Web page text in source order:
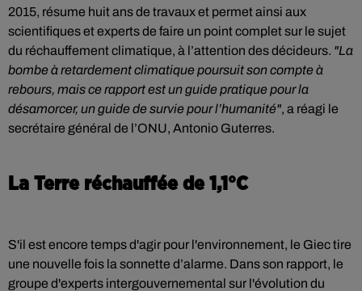
2015, résume huit ans de travaux et permet ainsi aux
scientifiques et experts de faire un point complet sur le sujet
du réchauffement climatique, à l’attention des décideurs. "La
bombe à retardement climatique poursuit son compte à
rebours, mais ce rapport est un guide pratique pour la
désamorcer, un guide de survie pour l’humanité", a réagi le
secrétaire général de l’ONU, Antonio Guterres.
La Terre réchauffée de 1,1°C
S'il est encore temps d'agir pour l'environnement, le Giec tire
une nouvelle fois la sonnette d’alarme. Dans son rapport, le
groupe d'experts intergouvernemental sur l'évolution du